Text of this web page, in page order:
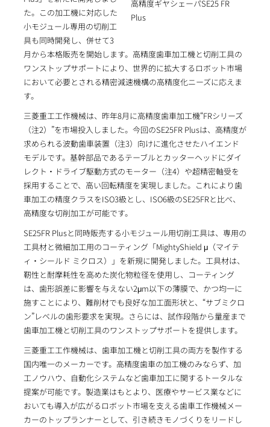
高精度ギヤシェーパSE25 FR
Plus
た。この加工機に対応した
小モジュール専用の切削工
具も同時開発し、併せて3
月から本格販売を開始します。高精度歯車加工機と切削工具の
ワンストップサポートにより、世界的に拡大するロボット市場
において必要とされる精密減速機構の高精度化ニーズに応えま
す。
三菱重工工作機械は、昨年8月に高精度歯車加工機“FRシリーズ
（注2）”を市場投入しました。今回のSE25FR Plusは、高精度が
求められる波動歯車装置（注3）向けに進化させたハイエンド
モデルです。基幹部品であるテーブルとカッターヘッドにダイ
レクト・ドライブ駆動方式のモーター（注4）や超精密軸受を
採用することで、高い回転精度を実現しました。これにより歯
車加工の精度クラスをISO3級とし、ISO6級のSE25FRと比べ、
高精度な切削加工が可能です。
SE25FR Plusと同時販売する小モジュール用切削工具は、専用の
工具材と微細加工用のコーティング「MightyShield μ（マイテ
ィ・シールド ミクロス）」を新規に開発しました。工具材は、
靭性と耐摩耗性を高めた炭化物粒径を使用し、コーティング
は、歯形誤差に影響を与えない2μm以下の薄膜で、かつ均一に
施すことにより、難削材でも良好な加工面形状と、“サブミクロ
ン”レベルの歯形要求を実現。さらには、試作段階から量産まで
歯車加工機と切削工具のワンストップサポートを提供します。
三菱重工工作機械は、歯車加工機と切削工具の両方を製作する
国内唯一のメーカーです。高精度歯車の加工機のみならず、加
工ノウハウ、自動化システムなど歯車加工に関するトータルな
提案が可能です。製造業はもとより、医療やサービス業などに
おいても導入が広がるロボット市場を支える歯車工作機械メー
カーのトップランナーとして、引き続きモノづくりをリードし